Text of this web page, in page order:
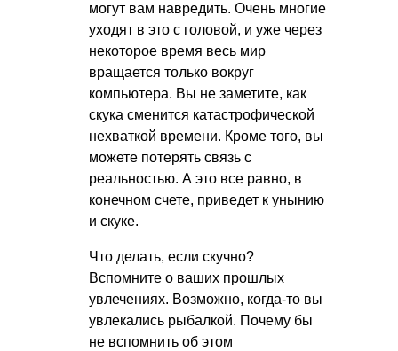
могут вам навредить. Очень многие
уходят в это с головой, и уже через
некоторое время весь мир
вращается только вокруг
компьютера. Вы не заметите, как
скука сменится катастрофической
нехваткой времени. Кроме того, вы
можете потерять связь с
реальностью. А это все равно, в
конечном счете, приведет к унынию
и скуке.
Что делать, если скучно?
Вспомните о ваших прошлых
увлечениях. Возможно, когда-то вы
увлекались рыбалкой. Почему бы
не вспомнить об этом